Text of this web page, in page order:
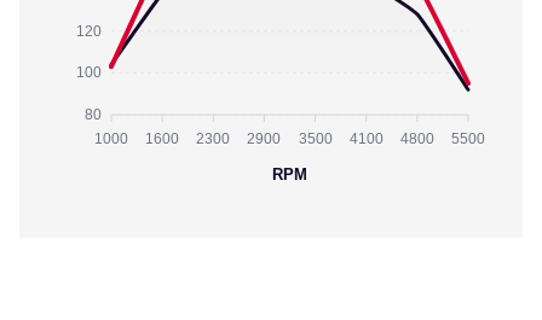
120
100
80
1000 1600 2300 2900 3500 4100 4800 5500
RPM